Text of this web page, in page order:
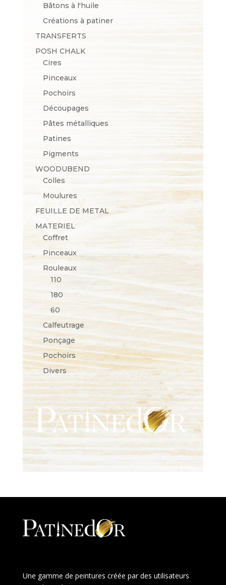
Bâtons à l'huile
Créations à patiner
TRANSFERTS
POSH CHALK
Cires
Pinceaux
Pochoirs
Découpages
Pâtes métalliques
Patines
Pigments
WOODUBEND
Colles
Moulures
FEUILLE DE METAL
MATERIEL
Coffret
Pinceaux
Rouleaux
110
180
60
Calfeutrage
Ponçage
Pochoirs
Divers
Une gamme de peintures créée par des utilisateurs